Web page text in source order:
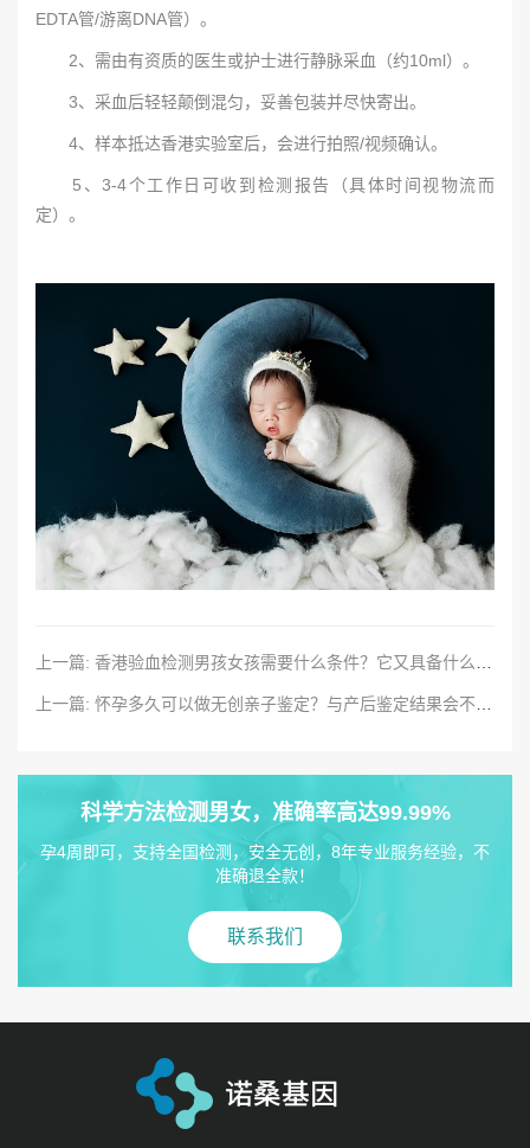
EDTA管/游离DNA管）。
2、需由有资质的医生或护士进行静脉采血（约10ml）。
3、采血后轻轻颠倒混匀，妥善包装并尽快寄出。
4、样本抵达香港实验室后，会进行拍照/视频确认。
5、3-4个工作日可收到检测报告（具体时间视物流而
定）。
科学方法检测男女，准确率高达99.99%
孕4周即可，支持全国检测，安全无创，8年专业服务经验，不
准确退全款！
联系我们